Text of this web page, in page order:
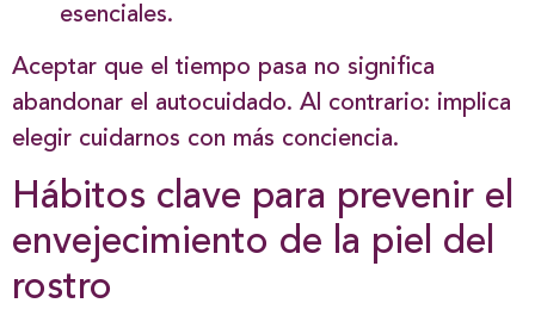
esenciales.
Aceptar que el tiempo pasa no significa
abandonar el autocuidado. Al contrario: implica
elegir cuidarnos con más conciencia.
Hábitos clave para prevenir el
envejecimiento de la piel del
rostro